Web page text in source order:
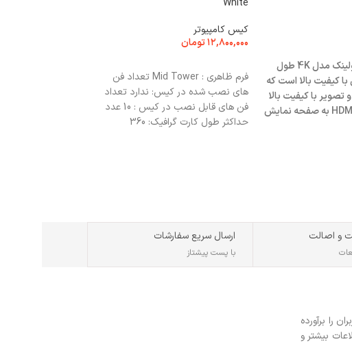
کابل HDMI ونتولینک مدل 4K طول
با کیفیت بالا است که
تصویر با کیفیت بالا
از دستگاه های HDMI به صفحه نمایش
White
کیس کامپیوتر
۱۲,۸۰۰,۰۰۰تومان
فرم ظاهری : Mid Tower تعداد فن
های نصب شده در کیس: ندارد تعداد
فن های قابل نصب در کیس : 10 عدد
حداکثر طول کارت گرافیک: 360
و اصالت ارسال سریع سفارشات
با پست پیشتاز
را برآورده
بیشتر و